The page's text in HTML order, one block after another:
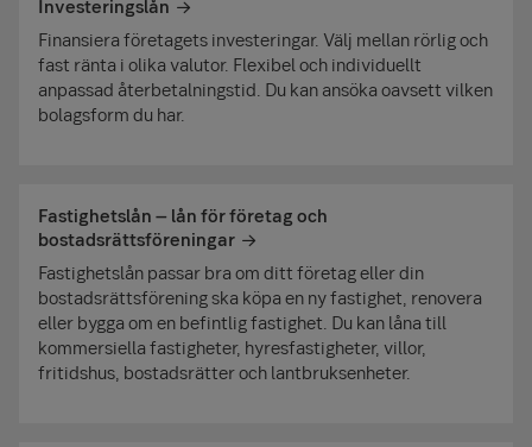
Investeringslån
Finansiera företagets investeringar. Välj mellan rörlig och
fast ränta i olika valutor. Flexibel och individuellt
anpassad återbetalningstid. Du kan ansöka oavsett vilken
bolagsform du har.
Fastighetslån – lån för företag och
bostadsrättsföreningar
Fastighetslån passar bra om ditt företag eller din
bostadsrättsförening ska köpa en ny fastighet, renovera
eller bygga om en befintlig fastighet. Du kan låna till
kommersiella fastigheter, hyresfastigheter, villor,
fritidshus, bostadsrätter och lantbruksenheter.